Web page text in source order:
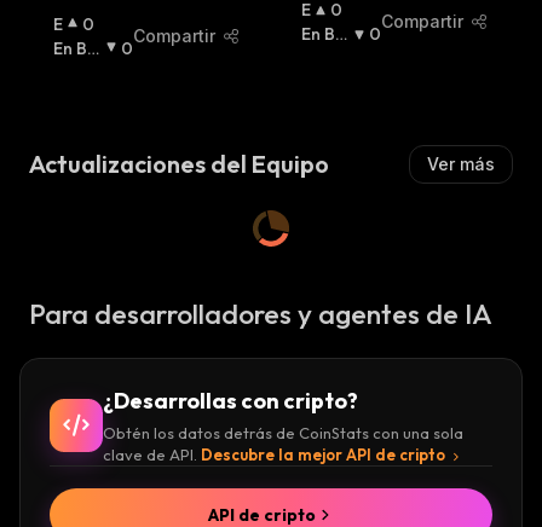
E
N
:
0
En Baj
0
Compartir
E
N
0
En Baj
0
Compartir
Actualizaciones del Equipo Ver más
Para desarrolladores y agentes de IA
¿Desarrollas con cripto?
Obtén los datos detrás de CoinStats con una sola
clave de API. Descubre la mejor API de cripto
API de cripto